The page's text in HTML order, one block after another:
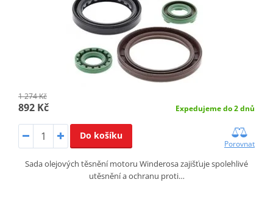
1 274 Kč
892 Kč Expedujeme do 2 dnů
Do košíku
Porovnat
Sada olejových těsnění motoru Winderosa zajišťuje spolehlivé
utěsnění a ochranu proti…